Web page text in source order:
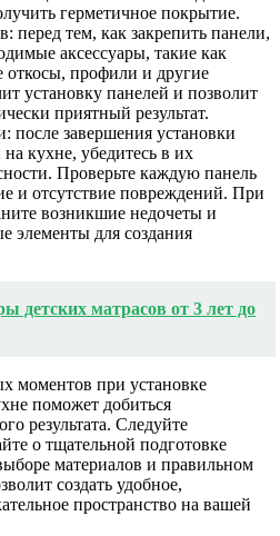
герметичное покрытие.
перед тем, как закрепить панели,
аксессуары, такие как
профили и другие
установку панелей и позволит
приятный результат.
завершения установки
кухне, убедитесь в их
Проверьте каждую панель
и отсутствие повреждений. При
возникшие недочеты и
элементы для создания
детских матрасов от 3 лет до
моментов при установке
поможет добиться
результата. Следуйте
о тщательной подготовке
материалов и правильном
создать удобное,
пространство на вашей